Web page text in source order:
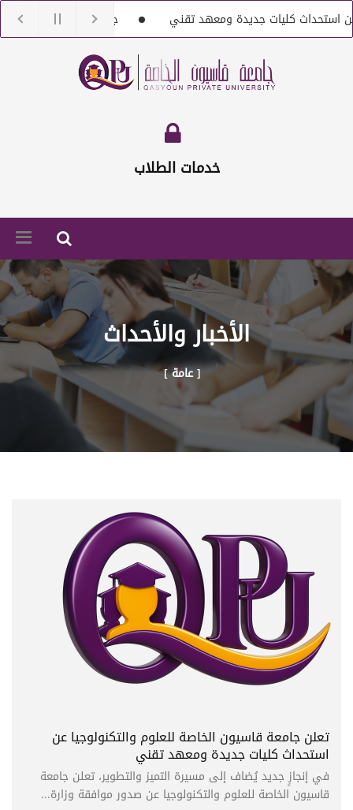
كليات جديدة ومعهد تقني
جامعة قاسيون تنعى الدكتور
أعضاء هيئة تعليمية من حملة الماجستير والدكتوراه
خدمات الطلاب
الأخبار والأحداث
[ عامة ]
تعلن جامعة قاسيون الخاصة للعلوم والتكنولوجيا عن
استحداث كليات جديدة ومعهد تقني
في إنجازٍ جديد يُضاف إلى مسيرة التميز والتطوير، تعلن جامعة
قاسيون الخاصة للعلوم والتكنولوجيا عن صدور موافقة وزارة...